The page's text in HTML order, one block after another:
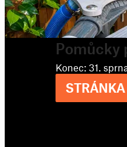
Soutěž:
Pomůcky
Konec: 31.